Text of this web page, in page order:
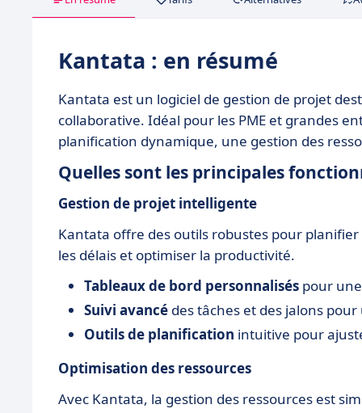
Kantata : en résumé
Kantata est un logiciel de gestion de projet
collaborative. Idéal pour les PME et grandes
planification dynamique, une gestion des
Quelles sont les principales
Gestion de projet intelligente
Kantata offre des outils robustes pour
les délais et optimiser la productivité.
Tableaux de bord personnalisés pour
Suivi avancé des tâches et des jalons
Outils de planification intuitive pour
Optimisation des ressources
Avec Kantata, la gestion des ressources est